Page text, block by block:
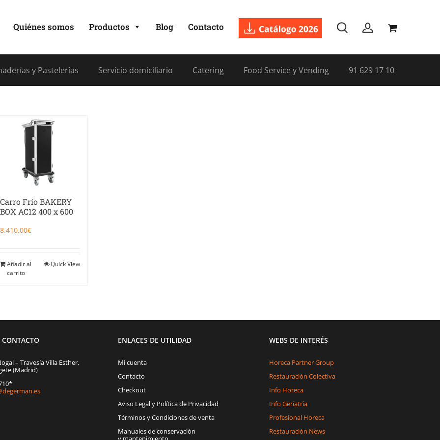
Quiénes somos Productos Blog Contacto
y Pastelerías Servicio domiciliario Catering Food Service y Vending 91 629 17 10
Carro Frío BAKERY
BOX AC12 400 x 600
8.410,00€
Añadir al
carrito
Quick View
CONTACTO
– Travesía Villa Esther,
(Madrid)
ENLACES DE UTILIDAD
Mi cuenta
Contacto
Checkout
Aviso Legal y Política de Privacidad
Términos y Condiciones de venta
Manuales de conservación
WEBS DE INTERÉS
Horeca Partner Group
Restauración Colectiva
Info Horeca
Info Geriatría
Profesional Horeca
Restauración News